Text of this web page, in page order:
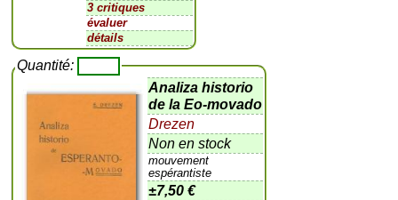
3 critiques
évaluer
détails
Quantité:
Analiza historio
de la Eo-movado
Drezen
Non en stock
mouvement
espérantiste
±7,50 €